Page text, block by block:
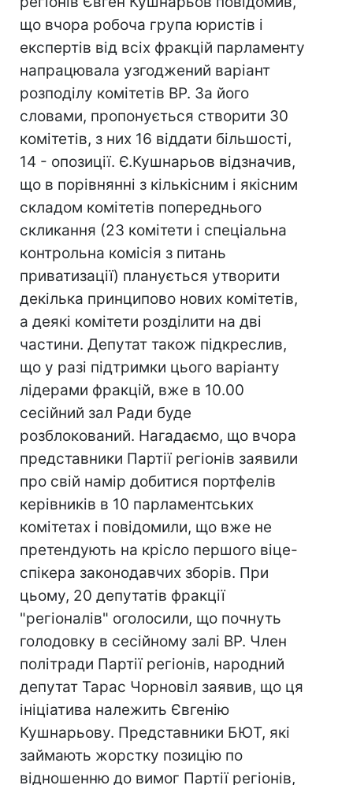
що вчора робоча група юристів і
експертів від всіх фракцій парламенту
напрацювала узгоджений варіант
розподілу комітетів ВР. За його
словами, пропонується створити 30
комітетів, з них 16 віддати більшості,
14 - опозиції. Є.Кушнарьов відзначив,
що в порівнянні з кількісним і якісним
складом комітетів попереднього
скликання (23 комітети і спеціальна
контрольна комісія з питань
приватизації) планується утворити
декілька принципово нових комітетів,
а деякі комітети розділити на дві
частини. Депутат також підкреслив,
що у разі підтримки цього варіанту
лідерами фракцій, вже в 10.00
сесійний зал Ради буде
розблокований. Нагадаємо, що вчора
представники Партії регіонів заявили
про свій намір добитися портфелів
керівників в 10 парламентських
комітетах і повідомили, що вже не
претендують на крісло першого віце-
спікера законодавчих зборів. При
цьому, 20 депутатів фракції
"регіоналів" оголосили, що почнуть
голодовку в сесійному залі ВР. Член
політради Партії регіонів, народний
депутат Тарас Чорновіл заявив, що ця
ініціатива належить Євгенію
Кушнарьову. Представники БЮТ, які
займають жорстку позицію по
відношенню до вимог Партії регіонів,